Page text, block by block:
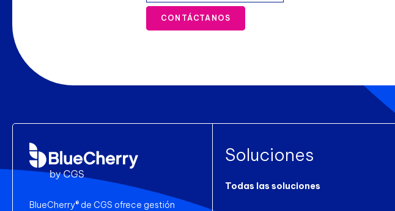
CONTÁCTANOS
BlueCherry® de CGS ofrece gestión
Soluciones
Todas las soluciones